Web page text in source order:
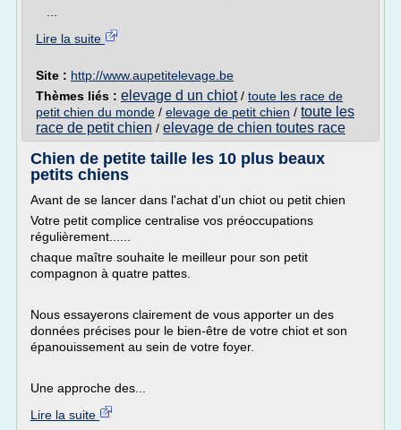
Lire la suite
Site : http://www.aupetitelevage.be
Thèmes liés : elevage d un chiot/ toute les race de
petit chien du monde / elevage de petit chien / toute les
race de petit chien / elevage de chien toutes race
Chien de petite taille les 10 plus beaux
petits chiens
Avant de se lancer dans l'achat d'un chiot ou petit chien
Votre petit complice centralise vos préoccupations
régulièrement......
chaque maître souhaite le meilleur pour son petit
compagnon à quatre pattes.
Nous essayerons clairement de vous apporter un des
données précises pour le bien-être de votre chiot et son
épanouissement au sein de votre foyer.
Une approche des...
Lire la suite